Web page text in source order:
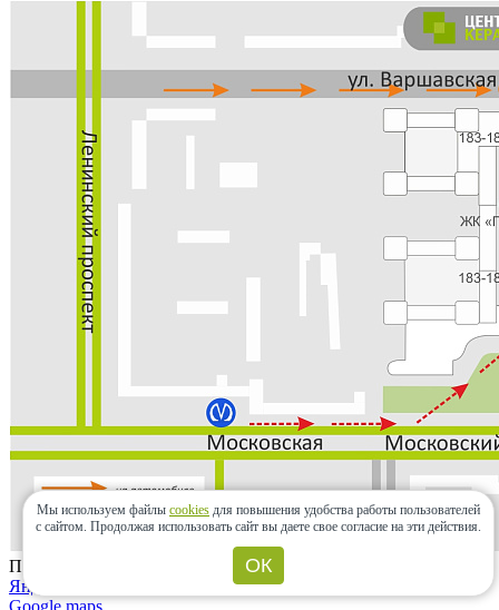
Проложить маршрут
Яндекс.карты
Google maps
Мы используем файлы cookies для повышения удобства работы пользователей
с сайтом. Продолжая использовать сайт вы даете свое согласие на эти действия.
ОК